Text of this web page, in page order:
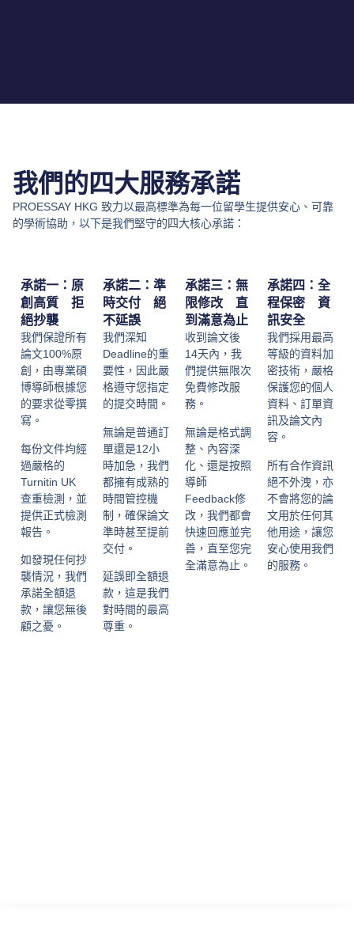
我們的四大服務承諾
PROESSAY HKG 致力以最高標準為每一位留學生提供安心、可靠
的學術協助，以下是我們堅守的四大核心承諾：
承諾一：原
創高質 拒
絕抄襲
我們保證所有
論文100%原
創，由專業碩
博導師根據您
的要求從零撰
寫。
每份文件均經
過嚴格的
Turnitin UK
查重檢測，並
提供正式檢測
報告。
如發現任何抄
襲情況，我們
承諾全額退
款，讓您無後
顧之憂。
承諾二：準
時交付 絕
不延誤
我們深知
Deadline的重
要性，因此嚴
格遵守您指定
的提交時間。
無論是普通訂
單還是12小
時加急，我們
都擁有成熟的
時間管控機
制，確保論文
準時甚至提前
交付。
延誤即全額退
款，這是我們
對時間的最高
尊重。
承諾三：無
限修改 直
到滿意為止
收到論文後
14天內，我
們提供無限次
免費修改服
務。
無論是格式調
整、內容深
化、還是按照
導師
Feedback修
改，我們都會
快速回應並完
善，直至您完
全滿意為止。
承諾四：全
程保密 資
訊安全
我們採用最高
等級的資料加
密技術，嚴格
保護您的個人
資料、訂單資
訊及論文內
容。
所有合作資訊
絕不外洩，亦
不會將您的論
文用於任何其
他用途，讓您
安心使用我們
的服務。